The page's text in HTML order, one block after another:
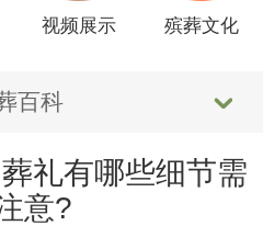
视频展示 殡葬文化
百科
礼有哪些细节需
意?